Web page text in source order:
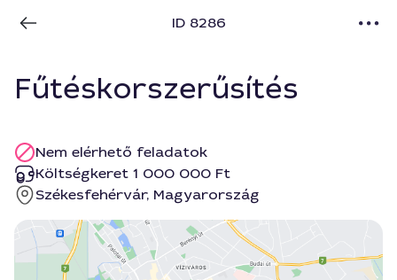
ID 8286
Fűtéskorszerűsítés
Nem elérhető feladatok
Költségkeret 1 000 000 Ft
Székesfehérvár, Magyarország